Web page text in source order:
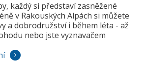
každý si představí zasněžené
v Rakouských Alpách si můžete
a dobrodružství i během léta - až
nebo jste vyznavačem